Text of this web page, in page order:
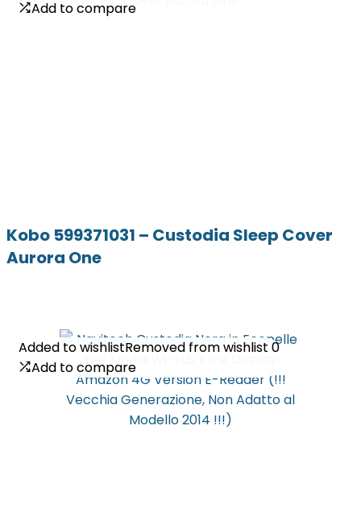
Add to compare
Kobo 599371031 – Custodia Sleep Cover
Aurora One
Add to compare
Added to wishlistRemoved from wishlist 0
Add to compare
Added to wishlistRemoved from wishlist 0
Add to compare